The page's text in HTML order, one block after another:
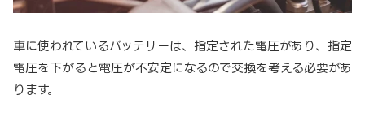
車に使われているバッテリーは、指定された電圧があり、指定
電圧を下がると電圧が不安定になるので交換を考える必要があ
ります。